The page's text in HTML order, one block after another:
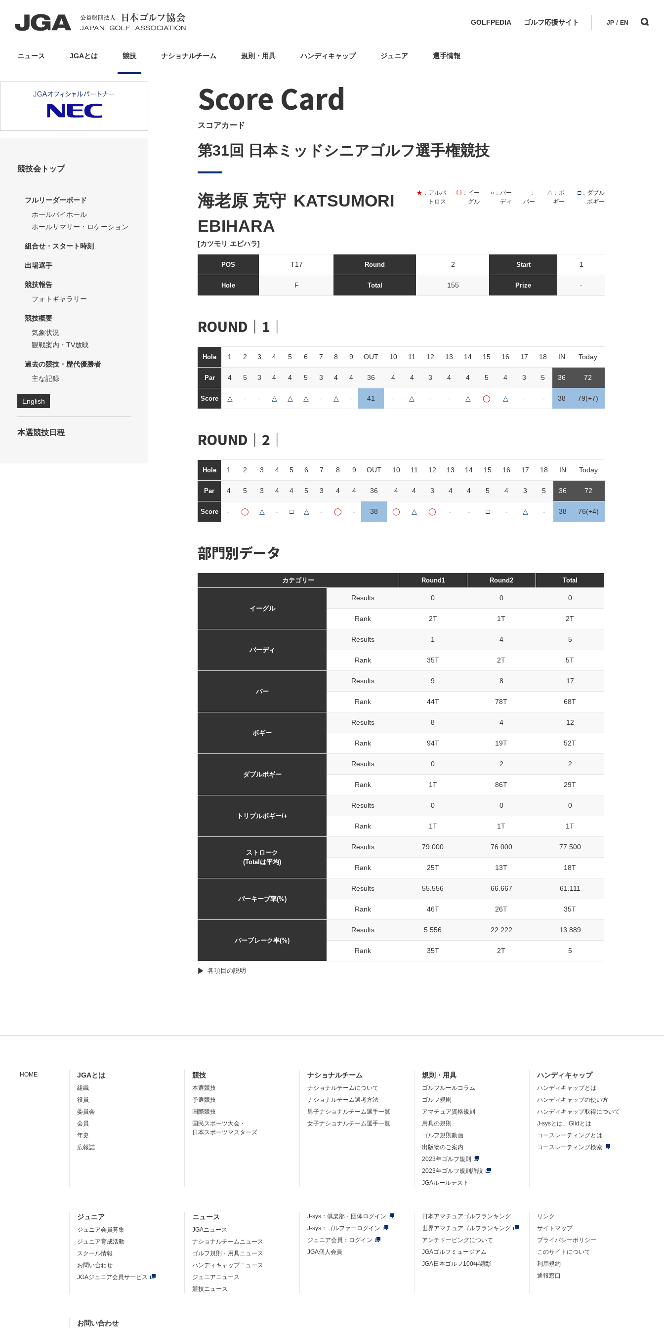
GOLFPEDIA ゴルフ応援サイト JP / EN
ニュース JGAとは 競技 ナショナルチーム 規則・用具 ハンディキャップ ジュニア 選手情報
Score Card
スコアカード
第31回 日本ミッドシニアゴルフ選手権競技
海老原 克守 KATSUMORI
EBIHARA
[カツモリ エビハラ]
★ ：アルバ
トロス
◎ ：イー
グル
○ ：バー
ディ
-：
パー
△ ：ボ
ギー
□：ダブル
ボギー
POS T17 Round 2 Start 1
Hole F Total 155 Prize -
ROUND｜1｜
Hole 1 2 3 4 5 6 7 8 9 OUT 10 11 12 13 14 15 16 17 18 IN Today
Par 4 5 3 4 4 5 3 4 4 36 4 4 3 4 4 5 4 3 5 36 72
Score △ - - △ △ △ - △ - 41 - △ - - △ ◯ △ - - 38 79(+7)
ROUND｜2｜
Hole 1 2 3 4 5 6 7 8 9 OUT 10 11 12 13 14 15 16 17 18 IN Today
Par 4 5 3 4 4 5 3 4 4 36 4 4 3 4 4 5 4 3 5 36 72
Score - ◯ △ - □ △ - ◯ - 38 ◯ △ ◯ - - □ - △ - 38 76(+4)
部門別データ
カテゴリー Round1 Round2 Total
イーグル
Results 0 0 0
Rank 2T 1T 2T
バーディ
Results 1 4 5
Rank 35T 2T 5T
パー
Results 9 8 17
Rank 44T 78T 68T
ボギー
Results 8 4 12
Rank 94T 19T 52T
ダブルボギー
Results 0 2 2
Rank 1T 86T 29T
トリプルボギー/+
Results 0 0 0
Rank 1T 1T 1T
ストローク
(Totalは平均)
Results 79.000 76.000 77.500
Rank 25T 13T 18T
パーキープ率(%)
Results 55.556 66.667 61.111
Rank 46T 26T 35T
パーブレーク率(%)
Results 5.556 22.222 13.889
Rank 35T 2T 5
各項目の説明
競技会トップ
フルリーダーボード
ホールバイホール
ホールサマリー・ロケーション
組合せ・スタート時刻
出場選手
競技報告
フォトギャラリー
競技概要
気象状況
観戦案内・TV放映
過去の競技・歴代優勝者
主な記録
English
本選競技日程
HOME JGAとは
組織
役員
委員会
会員
年史
広報誌
競技
本選競技
予選競技
国際競技
国民スポーツ大会・
日本スポーツマスターズ
ナショナルチーム
ナショナルチームについて
ナショナルチーム選考方法
男子ナショナルチーム選手一覧
女子ナショナルチーム選手一覧
規則・用具
ゴルフルールコラム
ゴルフ規則
アマチュア資格規則
用具の規則
ゴルフ規則動画
出版物のご案内
2023年ゴルフ規則
2023年ゴルフ規則詳説
JGAルールテスト
ハンディキャップ
ハンディキャップとは
ハンディキャップの使い方
ハンディキャップ取得について
J-sysとは、Glidとは
コースレーティングとは
コースレーティング検索
ジュニア
ジュニア会員募集
ジュニア育成活動
スクール情報
お問い合わせ
JGAジュニア会員サービス
ニュース
JGAニュース
ナショナルチームニュース
ゴルフ規則・用具ニュース
ハンディキャップニュース
ジュニアニュース
競技ニュース
J-sys： 倶楽部・団体ログイン
J-sys：ゴルファーログイン
ジュニア会員：ログイン
JGA個人会員
日本アマチュアゴルフランキング
世界アマチュアゴルフランキング
アンチドーピングについて
JGAゴルフミュージアム
JGA日本ゴルフ100年顕彰
リンク
サイトマップ
プライバシーポリシー
このサイトについて
利用規約
通報窓口
お問い合わせ